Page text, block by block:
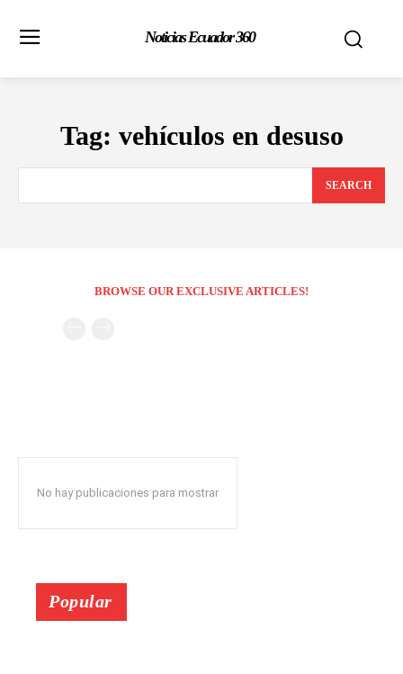
Noticias Ecuador 360
Tag: vehículos en desuso
SEARCH
BROWSE OUR EXCLUSIVE ARTICLES!
No hay publicaciones para mostrar
Popular